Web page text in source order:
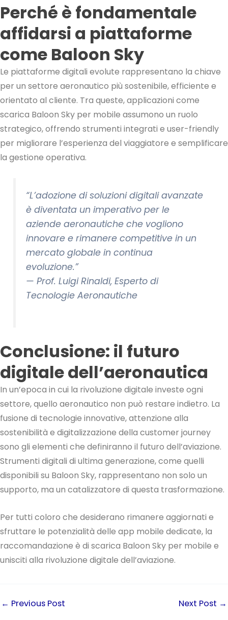
Perché è fondamentale
affidarsi a piattaforme
come Baloon Sky
Le piattaforme digitali evolute rappresentano la chiave
per un settore aeronautico più sostenibile, efficiente e
orientato al cliente. Tra queste, applicazioni come
scarica Baloon Sky per mobile assumono un ruolo
strategico, offrendo strumenti integrati e user-friendly
per migliorare l’esperienza del viaggiatore e semplificare
la gestione operativa.
“L’adozione di soluzioni digitali avanzate
è diventata un imperativo per le
aziende aeronautiche che vogliono
innovare e rimanere competitive in un
mercato globale in continua
evoluzione.”
—Prof. Luigi Rinaldi, Esperto di
Tecnologie Aeronautiche
Conclusione: il futuro
digitale dell’aeronautica
In un’epoca in cui la rivoluzione digitale investe ogni
settore, quello aeronautico non può restare indietro. La
fusione di tecnologie innovative, attenzione alla
sostenibilità e digitalizzazione della customer journey
sono gli elementi che definiranno il futuro dell’aviazione.
Strumenti digitali di ultima generazione, come quelli
disponibili su Baloon Sky, rappresentano non solo un
supporto, ma un catalizzatore di questa trasformazione.
Per tutti coloro che desiderano rimanere aggiornati e
sfruttare le potenzialità delle app mobile dedicate, la
raccomandazione è di scarica Baloon Sky per mobile e
unisciti alla rivoluzione digitale dell’aviazione.
← Previous Post Next Post →